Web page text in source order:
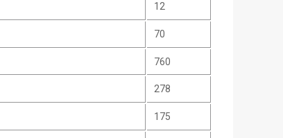
12
70
760
278
175